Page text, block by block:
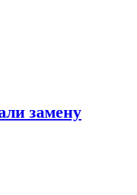
замену